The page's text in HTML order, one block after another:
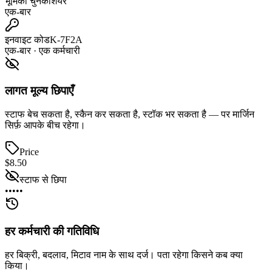
एक-बार
इनवाइट कोडK-7F2A
एक-बार · एक कर्मचारी
लागत मूल्य छिपाएँ
स्टाफ बेच सकता है, स्कैन कर सकता है, स्टॉक भर सकता है — पर मार्जिन
सिर्फ़ आपके बीच रहेगा।
Price
$8.50
स्टाफ से छिपा
•••••
हर कर्मचारी की गतिविधि
हर बिक्री, बदलाव, मिटाव नाम के साथ दर्ज। पता रहेगा किसने कब क्या
किया।